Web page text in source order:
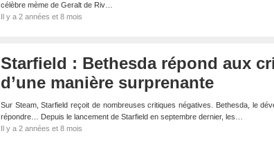
célèbre mème de Geralt de Riv…
Il y a 2 années et 8 mois
Starfield : Bethesda répond aux
d’une manière surprenante
Sur Steam, Starfield reçoit de nombreuses critiques négatives. Bethesda, le
répondre… Depuis le lancement de Starfield en septembre dernier, les…
Il y a 2 années et 8 mois